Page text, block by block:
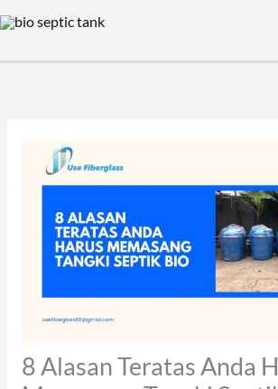
Skip
content
8 Alasan Teratas Anda